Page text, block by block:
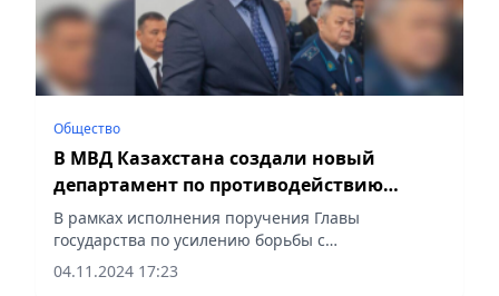
Общество
В МВД Казахстана создали новый
департамент по противодействию
киберпреступности
В рамках исполнения поручения Главы
государства по усилению борьбы с
киберпреступностью в МВД создан новый
профильный департамент, сообщает Vecher.kz.
04.11.2024 17:23